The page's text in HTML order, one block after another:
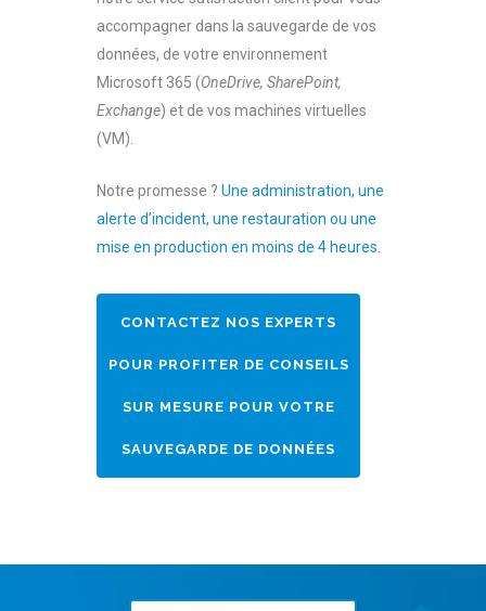
accompagner dans la sauvegarde de vos
données, de votre environnement
Microsoft 365 (OneDrive, SharePoint,
Exchange) et de vos machines virtuelles
(VM).
Notre promesse ? Une administration, une
alerte d’incident, une restauration ou une
mise en production en moins de 4 heures.
CONTACTEZ NOS EXPERTS
POUR PROFITER DE CONSEILS
SUR MESURE POUR VOTRE
SAUVEGARDE DE DONNÉES